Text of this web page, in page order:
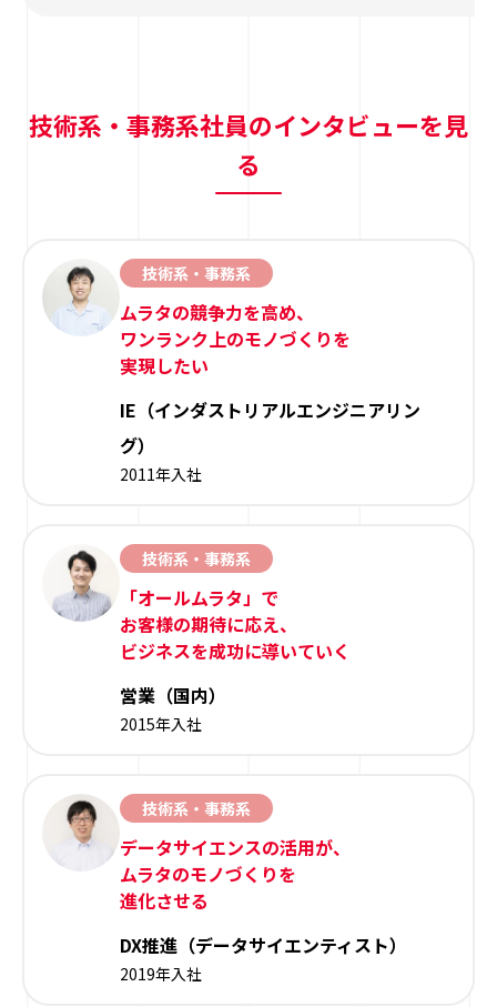
技術系・事務系社員のインタビューを見
る
技術系・事務系
ムラタの競争力を高め、
ワンランク上のモノづくりを
実現したい
IE（インダストリアルエンジニアリン
グ）
2011年入社
技術系・事務系
「オールムラタ」で
お客様の期待に応え、
ビジネスを成功に導いていく
営業（国内）
2015年入社
技術系・事務系
データサイエンスの活用が、
ムラタのモノづくりを
進化させる
DX推進（データサイエンティスト）
2019年入社